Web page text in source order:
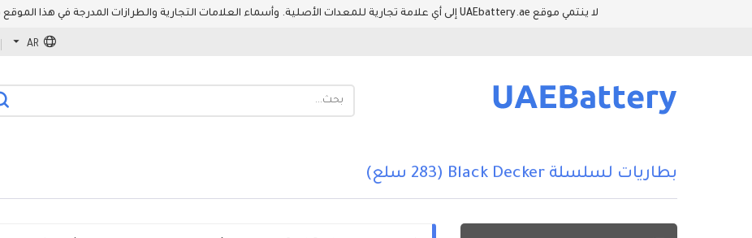
لا ينتمي موقع UAEbattery.ae إلى أي علامة تجارية للمعدات الأصلية. وأسماء العلامات التجارية والطرازات المدرجة في هذا الموقع فقط لإظهار توافق المنتجات والمعدات.
AR
بطاريات لسلسلة Black Decker (283 سلع)